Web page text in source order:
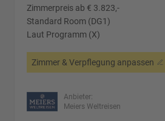
Zimmerpreis ab € 3.823,-
Standard Room (DG1)
Laut Programm (X)
Zimmer & Verpflegung anpassen
Anbieter:
Meiers Weltreisen